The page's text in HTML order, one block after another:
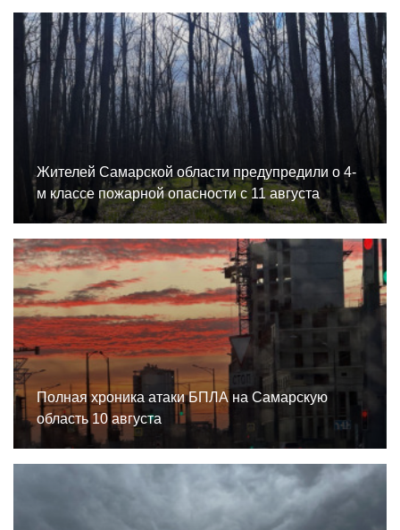
Жителей Самарской области предупредили о 4-
м классе пожарной опасности с 11 августа
Полная хроника атаки БПЛА на Самарскую
область 10 августа